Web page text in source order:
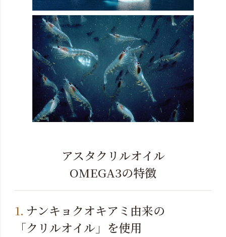
アスタクリルオイル
OMEGA3の特徴
ナンキョクオキアミ由来の
「クリルオイル」を使用